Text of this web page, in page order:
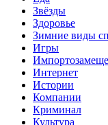
Звёзды
Здоровье
Зимние виды
Игры
Интернет
Истории
Компании
Криминал
Культура